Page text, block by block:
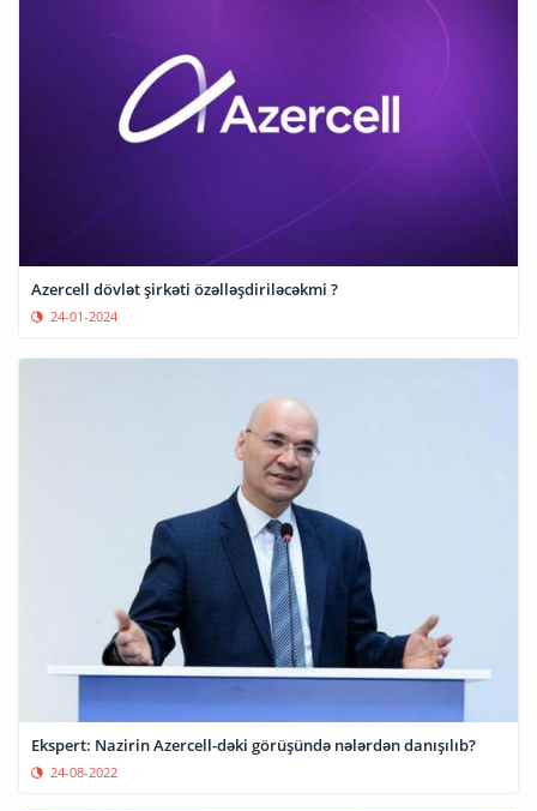
Azercell dövlət şirkəti özəlləşdiriləcəkmi ?
24-01-2024
Ekspert: Nazirin Azercell-dəki görüşündə nələrdən danışılıb?
24-08-2022